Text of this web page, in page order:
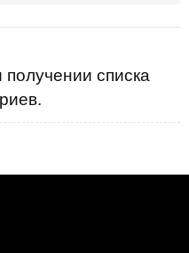
списка